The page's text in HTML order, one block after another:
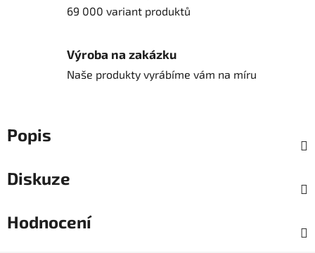
69 000 variant produktů
Výroba na zakázku
Naše produkty vyrábíme vám na míru
Popis
Diskuze
Hodnocení